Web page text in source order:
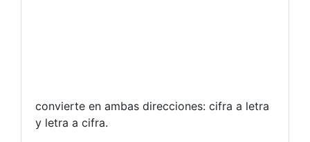
convierte en ambas direcciones: cifra a letra
y letra a cifra.